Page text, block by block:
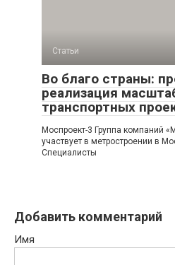
Статьи
Во благо страны:
реализация
транспортных
Моспроект-3 Группа компаний
участвует в метростроении в
Специалисты
Добавить комментарий
Имя